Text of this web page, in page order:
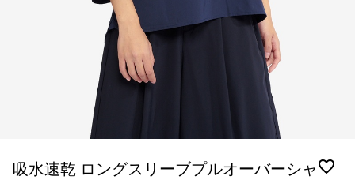
吸水速乾 ロングスリーブプルオーバーシャ